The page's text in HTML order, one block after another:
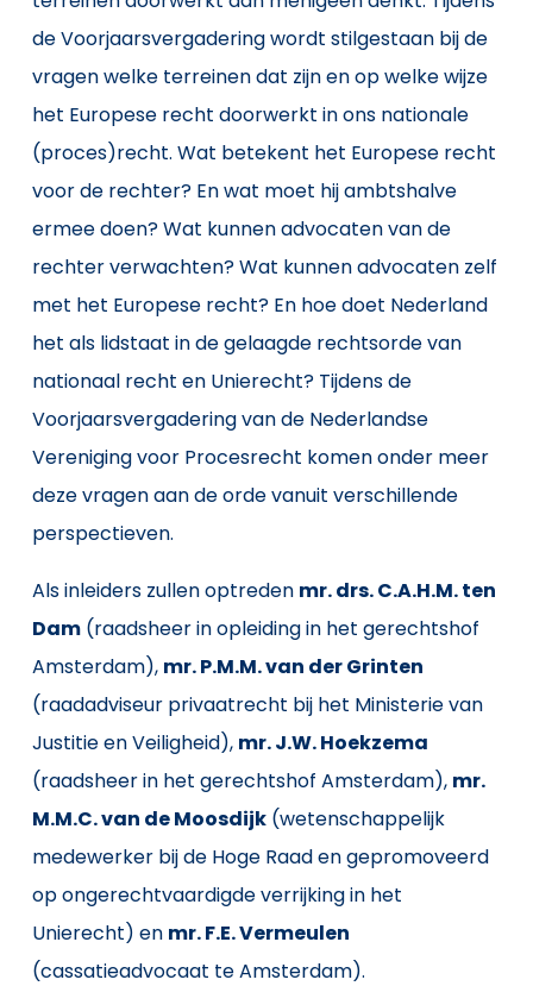
de Voorjaarsvergadering wordt stilgestaan bij de
vragen welke terreinen dat zijn en op welke wijze
het Europese recht doorwerkt in ons nationale
(proces)recht. Wat betekent het Europese recht
voor de rechter? En wat moet hij ambtshalve
ermee doen? Wat kunnen advocaten van de
rechter verwachten? Wat kunnen advocaten zelf
met het Europese recht? En hoe doet Nederland
het als lidstaat in de gelaagde rechtsorde van
nationaal recht en Unierecht? Tijdens de
Voorjaarsvergadering van de Nederlandse
Vereniging voor Procesrecht komen onder meer
deze vragen aan de orde vanuit verschillende
perspectieven.
Als inleiders zullen optreden mr. drs. C.A.H.M. ten
Dam (raadsheer in opleiding in het gerechtshof
Amsterdam), mr. P.M.M. van der Grinten
(raadadviseur privaatrecht bij het Ministerie van
Justitie en Veiligheid), mr. J.W. Hoekzema
(raadsheer in het gerechtshof Amsterdam), mr.
M.M.C. van de Moosdijk (wetenschappelijk
medewerker bij de Hoge Raad en gepromoveerd
op ongerechtvaardigde verrijking in het
Unierecht) en mr. F.E. Vermeulen
(cassatieadvocaat te Amsterdam).